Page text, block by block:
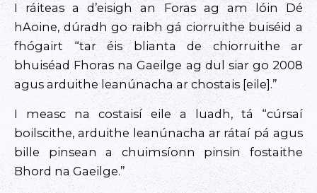
I ráiteas a d’eisigh an Foras ag am lóin Dé
hAoine, dúradh go raibh gá ciorruithe buiséid a
fhógairt “tar éis blianta de chiorruithe ar
bhuiséad Fhoras na Gaeilge ag dul siar go 2008
agus arduithe leanúnacha ar chostais [eile].”
I measc na costaisí eile a luadh, tá “cúrsaí
boilscithe, arduithe leanúnacha ar rátaí pá agus
bille pinsean a chuimsíonn pinsin fostaithe
Bhord na Gaeilge.”